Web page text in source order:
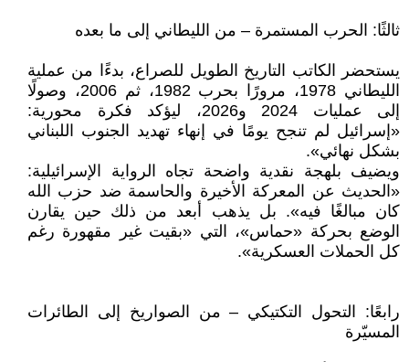
ثالثًا: الحرب المستمرة – من الليطاني إلى ما بعده
يستحضر الكاتب التاريخ الطويل للصراع، بدءًا من عملية
الليطاني 1978، مرورًا بحرب 1982، ثم 2006، وصولًا
إلى عمليات 2024 و2026، ليؤكد فكرة محورية:
«إسرائيل لم تنجح يومًا في إنهاء تهديد الجنوب اللبناني
بشكل نهائي».
ويضيف بلهجة نقدية واضحة تجاه الرواية الإسرائيلية:
«الحديث عن المعركة الأخيرة والحاسمة ضد حزب الله
كان مبالغًا فيه». بل يذهب أبعد من ذلك حين يقارن
الوضع بحركة «حماس»، التي «بقيت غير مقهورة رغم
كل الحملات العسكرية».
رابعًا: التحول التكتيكي – من الصواريخ إلى الطائرات
المسيّرة